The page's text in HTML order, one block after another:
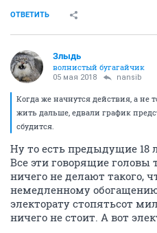
ОТВЕТИТЬ
Злыдь
волнистый бугагайчик
05 мая 2018 nansib
Когда же начнутся действия, а не
жить дальше, едвали график
сбудится.
Ну то есть предыдущие 18
Все эти говорящие головы
ничего не делают такого,
немедленному
электорату стопятьсот
ничего не стоит. А вот